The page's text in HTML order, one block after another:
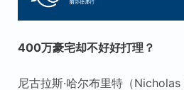
400万豪宅却不好好打理？
尼古拉斯·哈尔布里特（